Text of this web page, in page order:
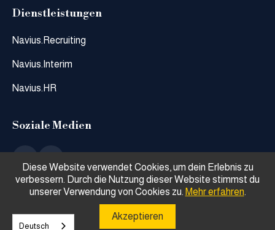
Dienstleistungen
Navius.Recruiting
Navius.Interim
Navius.HR
Soziale Medien
2025 © Navius HR & Recruiting Rechte vorbehalten.
Diese Website verwendet Cookies, um dein Erlebnis zu
verbessern. Durch die Nutzung dieser Website stimmst du
unserer Verwendung von Cookies zu. Mehr erfahren.
Akzeptieren
Deutsch